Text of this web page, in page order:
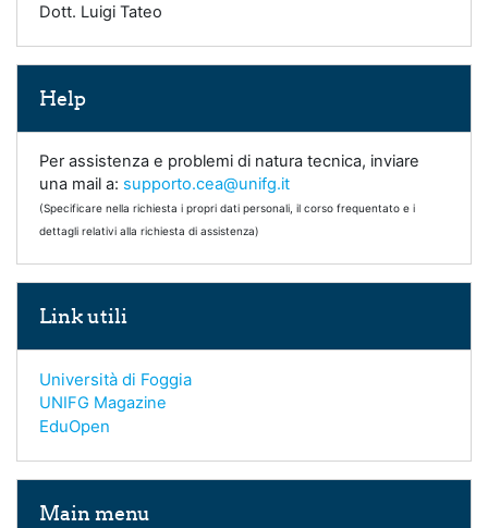
Dott. Luigi Tateo
Help
Per assistenza e problemi di natura tecnica, inviare
una mail a: supporto.cea@unifg.it
(Specificare nella richiesta i propri dati personali, il corso frequentato e i
dettagli relativi alla richiesta di assistenza)
Link utili
Università di Foggia
UNIFG Magazine
EduOpen
Main menu